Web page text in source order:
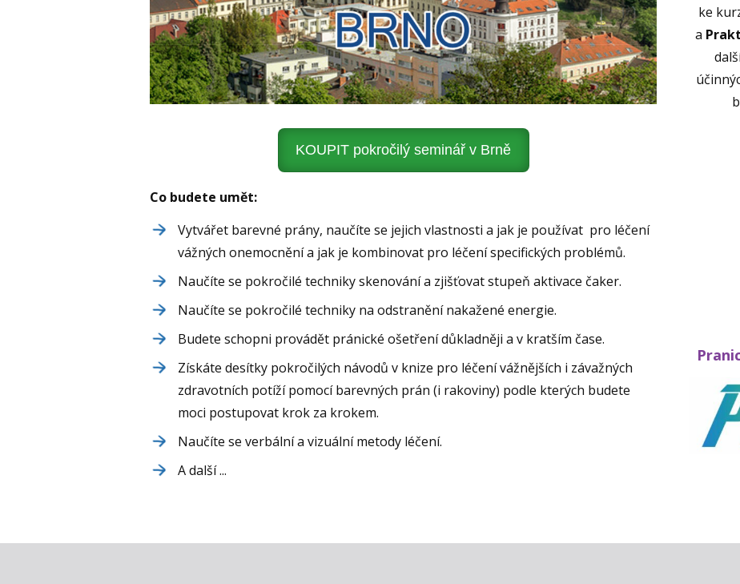
KOUPIT pokročilý seminář v Brně
Co budete umět:
Vytvářet barevné prány, naučíte se jejich vlastnosti a jak je používat pro léčení
vážných onemocnění a jak je kombinovat pro léčení specifických problémů.
Naučíte se pokročilé techniky skenování a zjišťovat stupeň aktivace čaker.
Naučíte se pokročilé techniky na odstranění nakažené energie.
Budete schopni provádět pránické ošetření důkladněji a v kratším čase.
Získáte desítky pokročilých návodů v knize pro léčení vážnějších i závažných
zdravotních potíží pomocí barevných prán (i rakoviny) podle kterých budete
moci postupovat krok za krokem.
Naučíte se verbální a vizuální metody léčení.
A další ...
ke
a